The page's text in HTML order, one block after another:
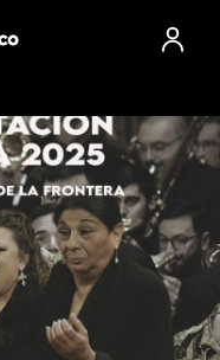
Inicio de